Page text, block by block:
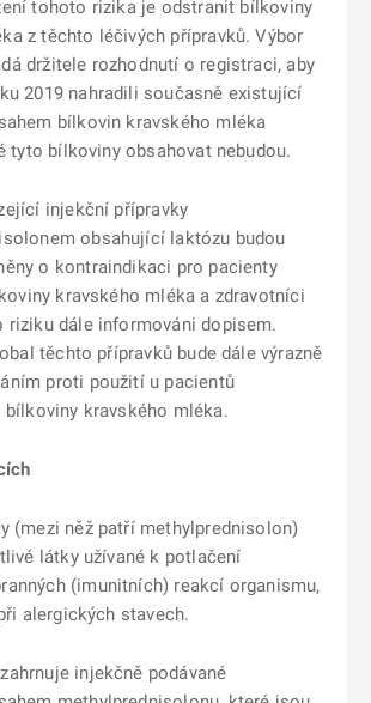
tohoto rizika je odstranit bílkoviny
z těchto léčivých přípravků. Výbor
držitele rozhodnutí o registraci, aby
2019 nahradili současně existující
bílkovin kravského mléka
tyto bílkoviny obsahovat nebudou.
injekční přípravky
obsahující laktózu budou
o kontraindikaci pro pacienty
kravského mléka a zdravotníci
riziku dále informováni dopisem.
těchto přípravků bude dále výrazně
proti použití u pacientů
bílkoviny kravského mléka.
(mezi něž patří methylprednisolon)
látky užívané k potlačení
(imunitních) reakcí organismu,
alergických stavech.
injekčně podávané